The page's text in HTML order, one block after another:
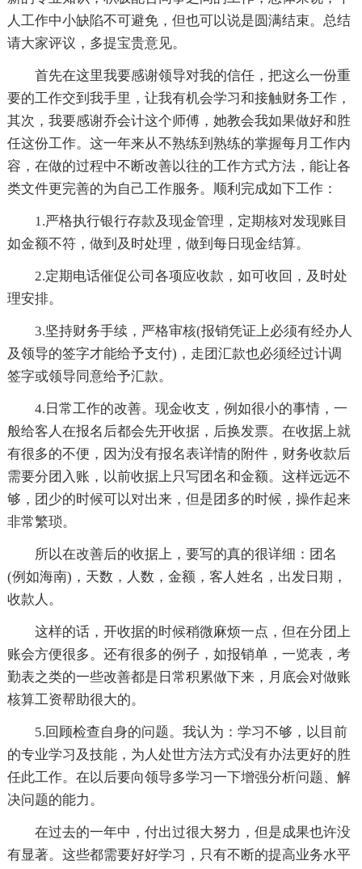
人工作中小缺陷不可避免，但也可以说是圆满结束。总结
请大家评议，多提宝贵意见。
首先在这里我要感谢领导对我的信任，把这么一份重
要的工作交到我手里，让我有机会学习和接触财务工作，
其次，我要感谢乔会计这个师傅，她教会我如果做好和胜
任这份工作。这一年来从不熟练到熟练的掌握每月工作内
容，在做的过程中不断改善以往的工作方式方法，能让各
类文件更完善的为自己工作服务。顺利完成如下工作：
1.严格执行银行存款及现金管理，定期核对发现账目
如金额不符，做到及时处理，做到每日现金结算。
2.定期电话催促公司各项应收款，如可收回，及时处
理安排。
3.坚持财务手续，严格审核(报销凭证上必须有经办人
及领导的签字才能给予支付)，走团汇款也必须经过计调
签字或领导同意给予汇款。
4.日常工作的改善。现金收支，例如很小的事情，一
般给客人在报名后都会先开收据，后换发票。在收据上就
有很多的不便，因为没有报名表详情的附件，财务收款后
需要分团入账，以前收据上只写团名和金额。这样远远不
够，团少的时候可以对出来，但是团多的时候，操作起来
非常繁琐。
所以在改善后的收据上，要写的真的很详细：团名
(例如海南)，天数，人数，金额，客人姓名，出发日期，
收款人。
这样的话，开收据的时候稍微麻烦一点，但在分团上
账会方便很多。还有很多的例子，如报销单，一览表，考
勤表之类的一些改善都是日常积累做下来，月底会对做账
核算工资帮助很大的。
5.回顾检查自身的问题。我认为：学习不够，以目前
的专业学习及技能，为人处世方法方式没有办法更好的胜
任此工作。在以后要向领导多学习一下增强分析问题、解
决问题的能力。
在过去的一年中，付出过很大努力，但是成果也许没
有显著。这些都需要好好学习，只有不断的提高业务水平